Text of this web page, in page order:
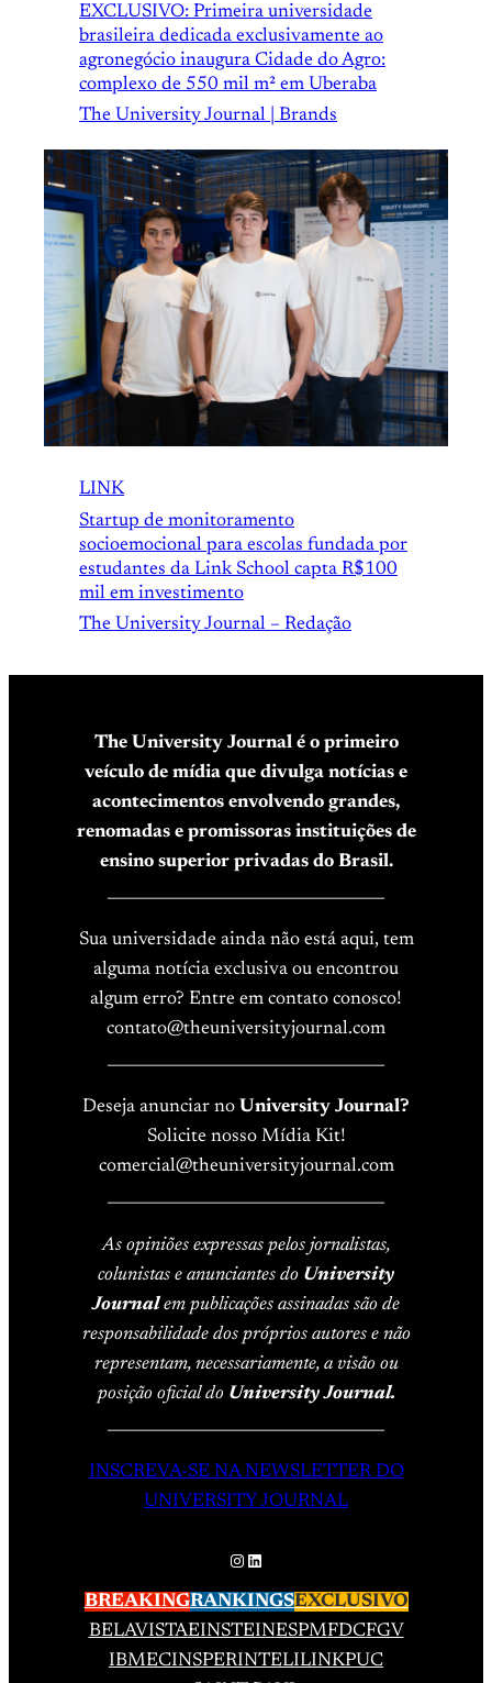
EXCLUSIVO: Primeira universidade
brasileira dedicada exclusivamente ao
agronegócio inaugura Cidade do Agro:
complexo de 550 mil m² em Uberaba
The University Journal | Brands
LINK
Startup de monitoramento
socioemocional para escolas fundada por
estudantes da Link School capta R$100
mil em investimento
The University Journal – Redação
The University Journal é o primeiro
veículo de mídia que divulga notícias e
acontecimentos envolvendo grandes,
renomadas e promissoras instituições de
ensino superior privadas do Brasil.
Sua universidade ainda não está aqui, tem
alguma notícia exclusiva ou encontrou
algum erro? Entre em contato conosco!
contato@theuniversityjournal.com
Deseja anunciar no University Journal?
Solicite nosso Mídia Kit!
comercial@theuniversityjournal.com
As opiniões expressas pelos jornalistas,
colunistas e anunciantes do University
Journalem publicações assinadas são de
responsabilidade dos próprios autores e não
representam, necessariamente, a visão ou
posição oficial do University Journal.
INSCREVA-SE NA NEWSLETTER DO
UNIVERSITY JOURNAL
Instagram
LinkedIn
BREAKINGRANKINGSEXCLUSIVO
BELAVISTAEINSTEINESPMFDCFGV
IBMECINSPERINTELILINKPUC